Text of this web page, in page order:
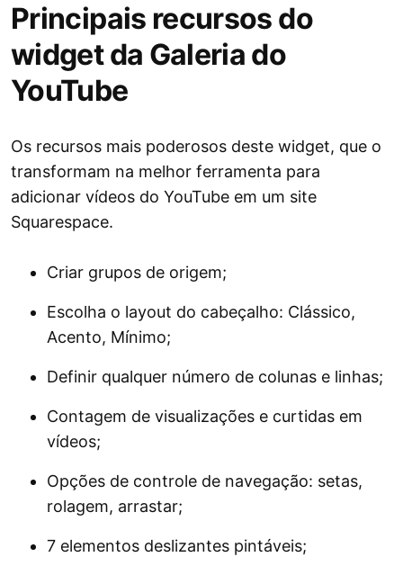
Principais recursos do
widget da Galeria do
YouTube
Os recursos mais poderosos deste widget, que o
transformam na melhor ferramenta para
adicionar vídeos do YouTube em um site
Squarespace.
Criar grupos de origem;
Escolha o layout do cabeçalho: Clássico,
Acento, Mínimo;
Definir qualquer número de colunas e linhas;
Contagem de visualizações e curtidas em
vídeos;
Opções de controle de navegação: setas,
rolagem, arrastar;
7 elementos deslizantes pintáveis;